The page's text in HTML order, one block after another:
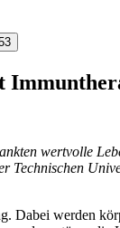
wertvolle
Technischen
Dabei werden